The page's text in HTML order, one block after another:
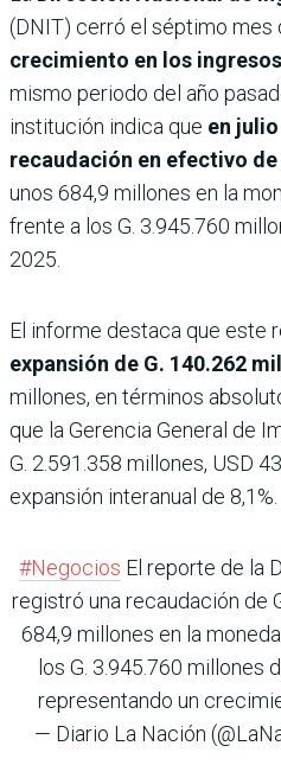
(DNIT) cerró el séptimo mes
crecimiento en los ingresos
mismo periodo del año
institución indica que en
recaudación en efectivo
unos 684,9 millones en la
frente a los G. 3.945.760
2025.
El informe destaca que este
expansión de G. 140.262
millones, en términos
que la Gerencia General de
G. 2.591.358 millones, USD
expansión interanual de 8,1%.
#Negocios El reporte de la
registró una recaudación de
684,9 millones en la
los G. 3.945.760 millones
representando un
— Diario La Nación